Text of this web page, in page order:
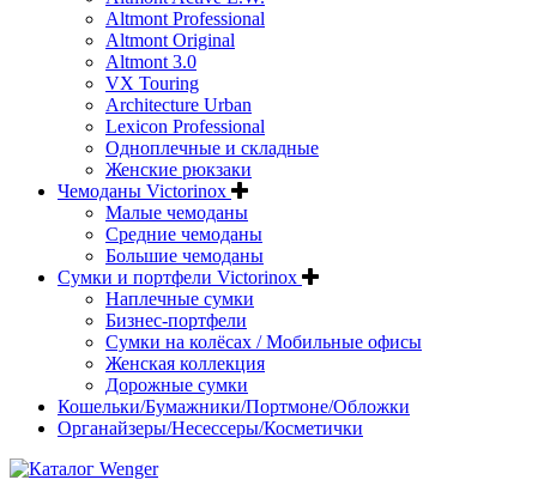
Altmont Professional
Altmont Original
Altmont 3.0
VX Touring
Architecture Urban
Lexicon Professional
Одноплечные и складные
Женские рюкзаки
Чемоданы Victorinox
Малые чемоданы
Средние чемоданы
Большие чемоданы
Сумки и портфели Victorinox
Наплечные сумки
Бизнес-портфели
Сумки на колёсах / Мобильные офисы
Женская коллекция
Дорожные сумки
Кошельки/Бумажники/Портмоне/Обложки
Органайзеры/Несессеры/Косметички